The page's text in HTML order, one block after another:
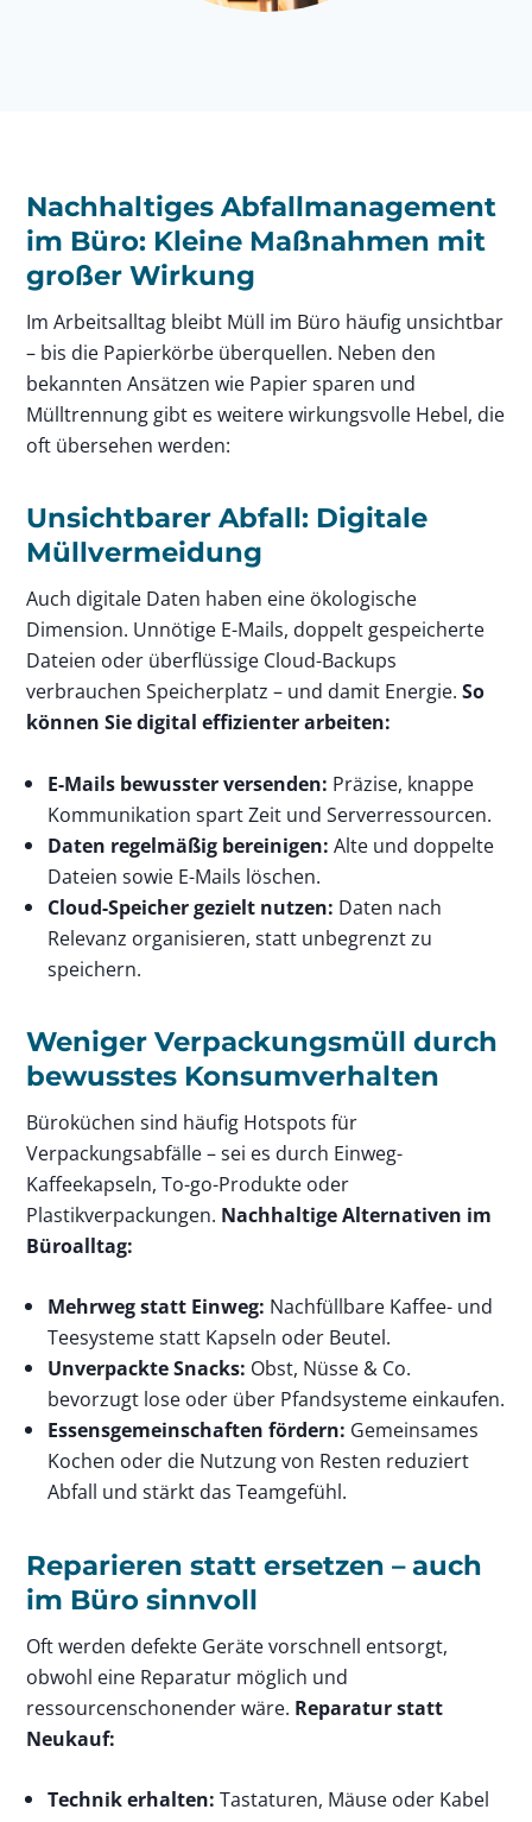
Nachhaltiges Abfallmanagement
im Büro: Kleine Maßnahmen mit
großer Wirkung
Im Arbeitsalltag bleibt Müll im Büro häufig unsichtbar
– bis die Papierkörbe überquellen. Neben den
bekannten Ansätzen wie Papier sparen und
Mülltrennung gibt es weitere wirkungsvolle Hebel, die
oft übersehen werden:
Unsichtbarer Abfall: Digitale
Müllvermeidung
Auch digitale Daten haben eine ökologische
Dimension. Unnötige E-Mails, doppelt gespeicherte
Dateien oder überflüssige Cloud-Backups
verbrauchen Speicherplatz – und damit Energie.So
können Sie digital effizienter arbeiten:
E-Mails bewusster versenden: Präzise, knappe
Kommunikation spart Zeit und Serverressourcen.
Daten regelmäßig bereinigen: Alte und doppelte
Dateien sowie E-Mails löschen.
Cloud-Speicher gezielt nutzen: Daten nach
Relevanz organisieren, statt unbegrenzt zu
speichern.
Weniger Verpackungsmüll durch
bewusstes Konsumverhalten
Büroküchen sind häufig Hotspots für
Verpackungsabfälle – sei es durch Einweg-
Kaffeekapseln, To-go-Produkte oder
Plastikverpackungen. Nachhaltige Alternativen im
Büroalltag:
Mehrweg statt Einweg: Nachfüllbare Kaffee- und
Teesysteme statt Kapseln oder Beutel.
Unverpackte Snacks: Obst, Nüsse & Co.
bevorzugt lose oder über Pfandsysteme einkaufen.
Essensgemeinschaften fördern: Gemeinsames
Kochen oder die Nutzung von Resten reduziert
Abfall und stärkt das Teamgefühl.
Reparieren statt ersetzen – auch
im Büro sinnvoll
Oft werden defekte Geräte vorschnell entsorgt,
obwohl eine Reparatur möglich und
ressourcenschonender wäre. Reparatur statt
Neukauf:
Technik erhalten: Tastaturen, Mäuse oder Kabel